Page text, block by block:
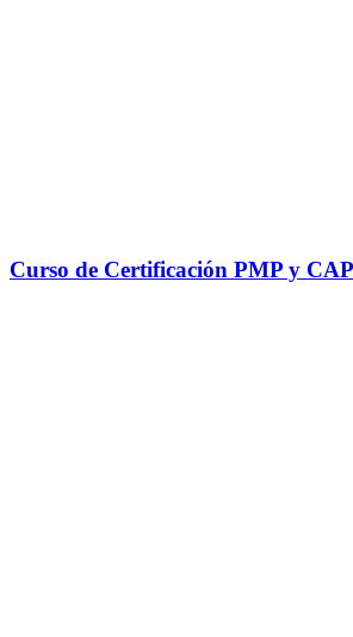
Curso de Certificación PMP y